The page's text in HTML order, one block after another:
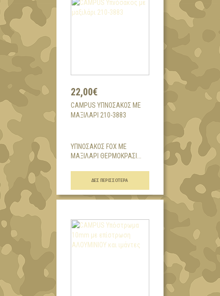
22,00€
CAMPUS ΥΠΝΌΣΑΚΟΣ ΜΕ
ΜΑΞΙΛΆΡΙ 210-3883
ΥΠΝΟΣΑΚΟΣ FOX ΜΕ
ΜΑΞΙΛΑΡΙ ΘΕΡΜΟΚΡΑΣΙ...
ΔΕΣ ΠΕΡΙΣΣΌΤΕΡΑ